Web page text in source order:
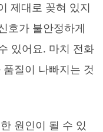
제대로 꽂혀 있지
호가 불안정하게
있어요. 마치 전화
질이 나빠지는 것
원인이 될 수 있